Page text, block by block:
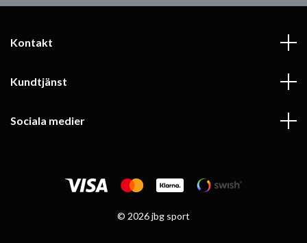
Kontakt
Kundtjänst
Sociala medier
© 2026 jbg sport